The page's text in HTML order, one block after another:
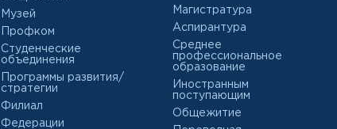
Музей
Профком
Студенческие
объединения
Программы развития/
стратегии
Филиал
Федерации
Магистратура
Аспирантура
Среднее
профессиональное
образование
Иностранным
поступающим
Общежитие